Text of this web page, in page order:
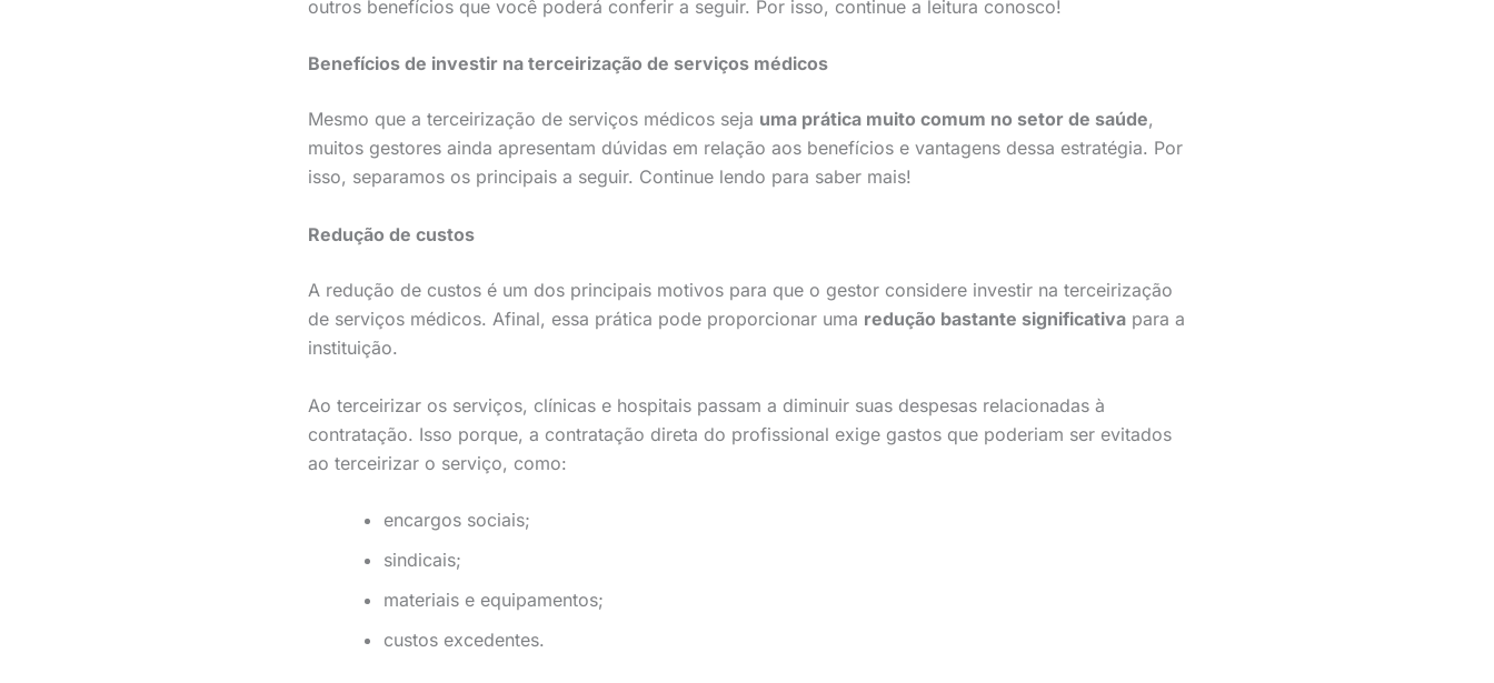
outros benefícios que você poderá conferir a seguir. Por isso, continue a leitura conosco!
Benefícios de investir na terceirização de serviços médicos
Mesmo que a terceirização de serviços médicos seja uma prática muito comum no setor de saúde,
muitos gestores ainda apresentam dúvidas em relação aos benefícios e vantagens dessa estratégia. Por
isso, separamos os principais a seguir. Continue lendo para saber mais!
Redução de custos
A redução de custos é um dos principais motivos para que o gestor considere investir na terceirização
de serviços médicos. Afinal, essa prática pode proporcionar uma redução bastante significativa para a
instituição.
Ao terceirizar os serviços, clínicas e hospitais passam a diminuir suas despesas relacionadas à
contratação. Isso porque, a contratação direta do profissional exige gastos que poderiam ser evitados
ao terceirizar o serviço, como:
encargos sociais;
sindicais;
materiais e equipamentos;
custos excedentes.